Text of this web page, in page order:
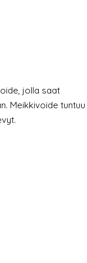
jolla saat
Meikkivoide tuntuu